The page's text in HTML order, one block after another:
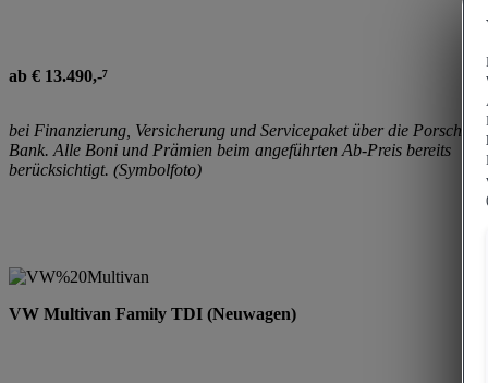
ab € 13.490,-⁷
bei Finanzierung, Versicherung und Servicepaket über die Porsche
Bank. Alle Boni und Prämien beim angeführten Ab-Preis bereits
berücksichtigt. (Symbolfoto)
VW Multivan Family TDI (Neuwagen)